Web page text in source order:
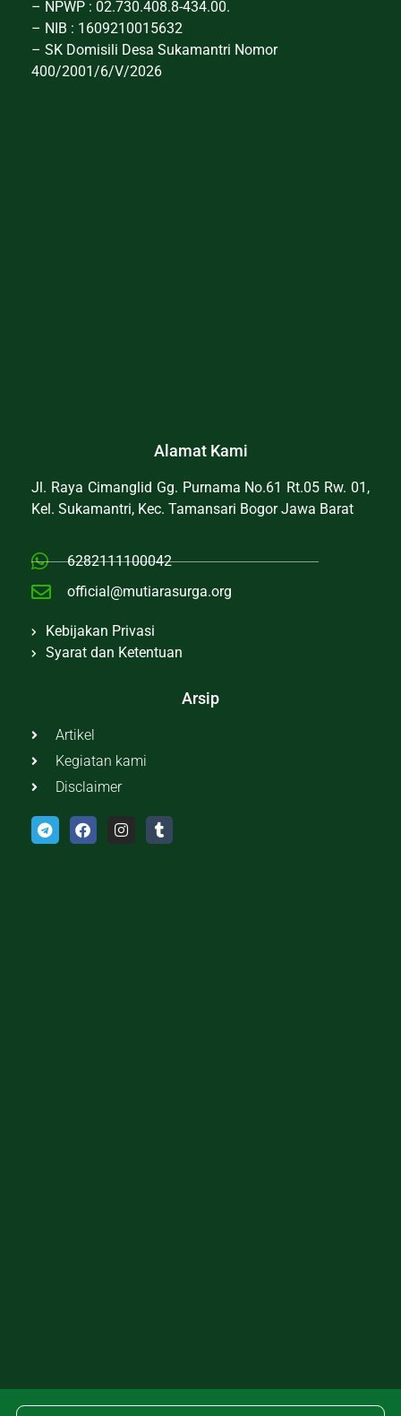
– NPWP : 02.730.408.8-434.00.
– NIB : 1609210015632
– SK Domisili Desa Sukamantri Nomor
400/2001/6/V/2026
Alamat Kami
Jl. Raya Cimanglid Gg. Purnama No.61 Rt.05 Rw. 01,
Kel. Sukamantri, Kec. Tamansari Bogor Jawa Barat
6282111100042
official@mutiarasurga.org
Kebijakan Privasi
Syarat dan Ketentuan
Arsip
Artikel
Kegiatan kami
Disclaimer